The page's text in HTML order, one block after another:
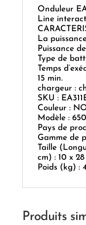
Onduleur
Line
La
Puissance
Type de
Temps
15 min.
chargeur :
SKU :
Couleur :
Modèle :
Pays de
Gamme de
Taille
cm) : 10 x 28
Poids (kg) :
Produits